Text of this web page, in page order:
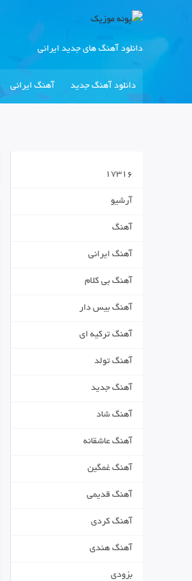
دانلود آهنگ های جدید ایرانی
دانلود آهنگ جدید آهنگ ایرانی
17316
آرشیو
آهنگ
آهنگ ایرانی
آهنگ بی کلام
آهنگ بیس دار
آهنگ ترکیه ای
آهنگ تولد
آهنگ جدید
آهنگ شاد
آهنگ عاشقانه
آهنگ غمگین
آهنگ قدیمی
آهنگ کردی
آهنگ هندی
بزودی